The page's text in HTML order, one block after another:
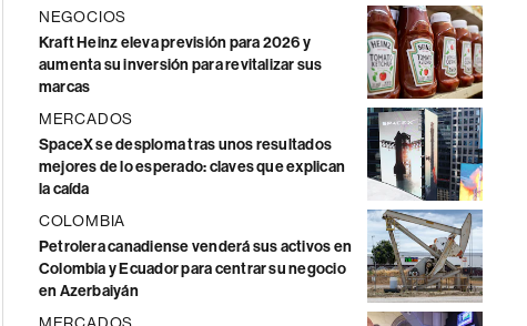
NEGOCIOS
Kraft Heinz eleva previsión para 2026 y
aumenta su inversión para revitalizar sus
marcas
MERCADOS
SpaceX se desploma tras unos resultados
mejores de lo esperado: claves que explican
la caída
COLOMBIA
Petrolera canadiense venderá sus activos en
Colombia y Ecuador para centrar su negocio
en Azerbaiyán
MERCADOS